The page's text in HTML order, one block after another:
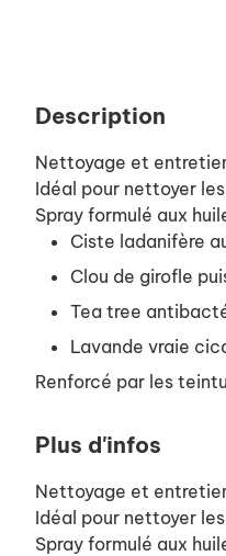
Description
Nettoyage et
Idéal pour nettoyer
Spray formulé aux
Ciste ladanifère
Clou de girofle
Tea tree
Lavande vraie
Renforcé par les
Plus d'infos
Nettoyage et
Idéal pour nettoyer
Spray formulé aux